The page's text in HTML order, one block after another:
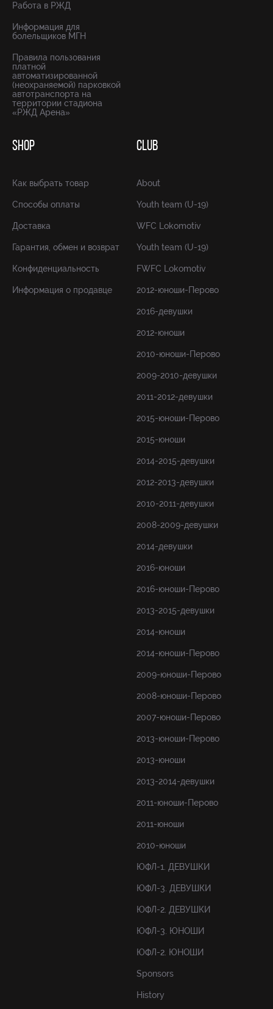
Работа в РЖД
Информация для
болельщиков МГН
Правила пользования
платной
автоматизированной
(неохраняемой) парковкой
автотранспорта на
территории стадиона
«РЖД Арена»
SHOP
Как выбрать товар
Способы оплаты
Доставка
Гарантия, обмен и возврат
Конфиденциальность
Информация о продавце
CLUB
About
Youth team (U-19)
WFC Lokomotiv
Youth team (U-19)
FWFC Lokomotiv
2012-юноши-Перово
2016-девушки
2012-юноши
2010-юноши-Перово
2009-2010-девушки
2011-2012-девушки
2015-юноши-Перово
2015-юноши
2014-2015-девушки
2012-2013-девушки
2010-2011-девушки
2008-2009-девушки
2014-девушки
2016-юноши
2016-юноши-Перово
2013-2015-девушки
2014-юноши
2014-юноши-Перово
2009-юноши-Перово
2008-юноши-Перово
2007-юноши-Перово
2013-юноши-Перово
2013-юноши
2013-2014-девушки
2011-юноши-Перово
2011-юноши
2010-юноши
ЮФЛ-1. ДЕВУШКИ
ЮФЛ-3. ДЕВУШКИ
ЮФЛ-2. ДЕВУШКИ
ЮФЛ-3. ЮНОШИ
ЮФЛ-2. ЮНОШИ
Sponsors
History